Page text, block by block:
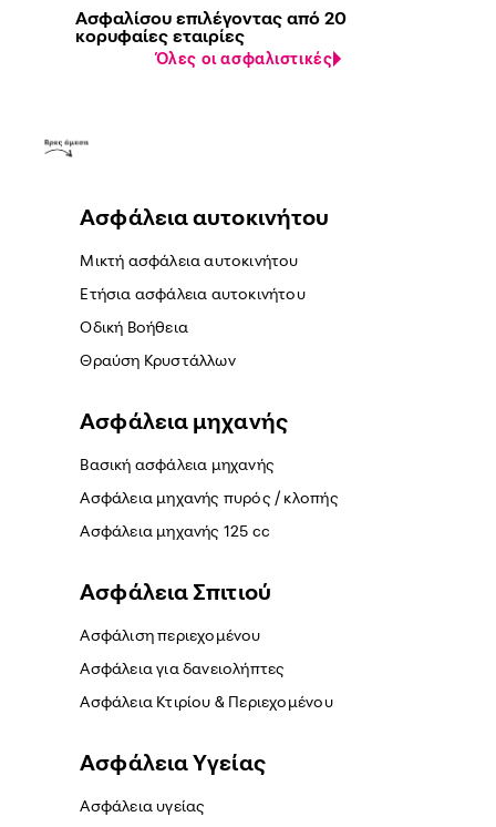
Ασφαλίσου επιλέγοντας από 20
κορυφαίες εταιρίες
Όλες οι ασφαλιστικές
Ασφάλεια αυτοκινήτου
Μικτή ασφάλεια αυτοκινήτου
Ετήσια ασφάλεια αυτοκινήτου
Οδική Βοήθεια
Θραύση Κρυστάλλων
Ασφάλεια μηχανής
Βασική ασφάλεια μηχανής
Ασφάλεια μηχανής πυρός / κλοπής
Ασφάλεια μηχανής 125 cc
Ασφάλεια Σπιτιού
Ασφάλιση περιεχομένου
Ασφάλεια για δανειολήπτες
Ασφάλεια Κτιρίου & Περιεχομένου
Ασφάλεια Yγείας
Ασφάλεια υγείας